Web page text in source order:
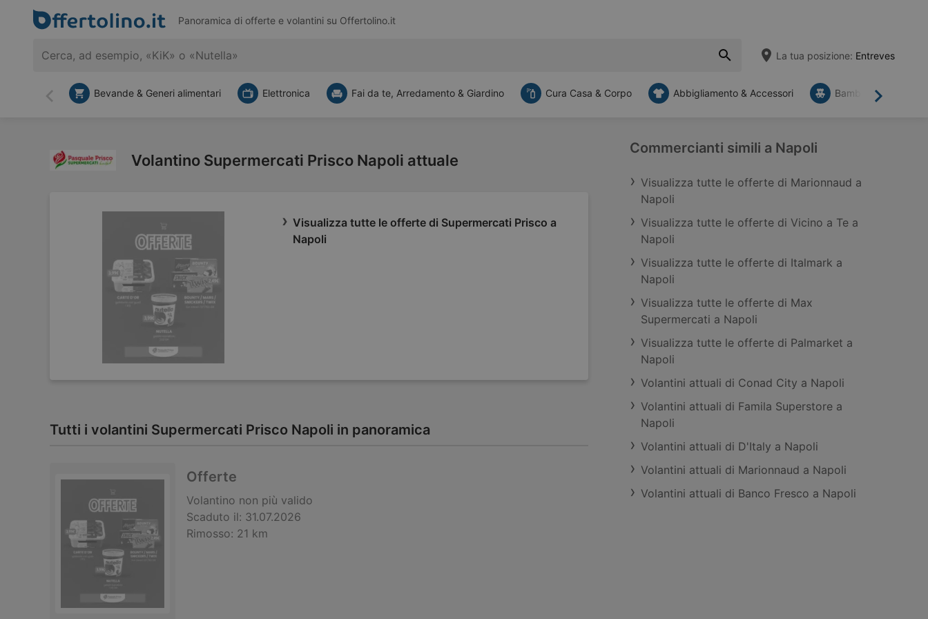
Panoramica di offerte e volantini su Offertolino.it
La tua posizione: Entreves
Indietro Avanti
Bevande & Generi alimentari Elettronica Fai da te, Arredamento & Giardino Cura Casa & Corpo Abbigliamento & Accessori Bambini
Volantino Supermercati Prisco Napoli attuale
Visualizza tutte le offerte di Supermercati Prisco a
Napoli
Tutti i volantini Supermercati Prisco Napoli in panoramica
Offerte
Volantino non più valido
Scaduto il: 31.07.2026
Rimosso: 21 km
Commercianti simili a Napoli
Visualizza tutte le offerte di Marionnaud a
Napoli
Visualizza tutte le offerte di Vicino a Te a
Napoli
Visualizza tutte le offerte di Italmark a
Napoli
Visualizza tutte le offerte di Max
Supermercati a Napoli
Visualizza tutte le offerte di Palmarket a
Napoli
Volantini attuali di Conad City a Napoli
Volantini attuali di Famila Superstore a
Napoli
Volantini attuali di D'Italy a Napoli
Volantini attuali di Marionnaud a Napoli
Volantini attuali di Banco Fresco a Napoli